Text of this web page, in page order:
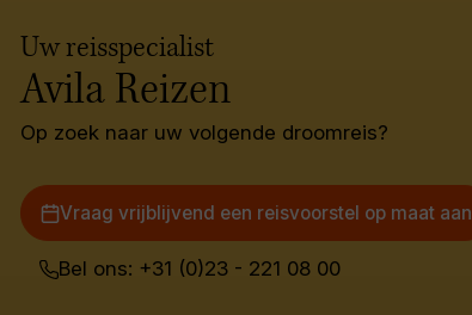
Uw reisspecialist
Avila Reizen
Op zoek naar uw volgende droomreis?
Vraag vrijblijvend een reisvoorstel op maat aan
Bel ons: +31 (0)23 - 221 08 00